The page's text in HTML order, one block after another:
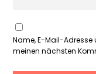
Name, E-Mail-Adresse
meinen nächsten